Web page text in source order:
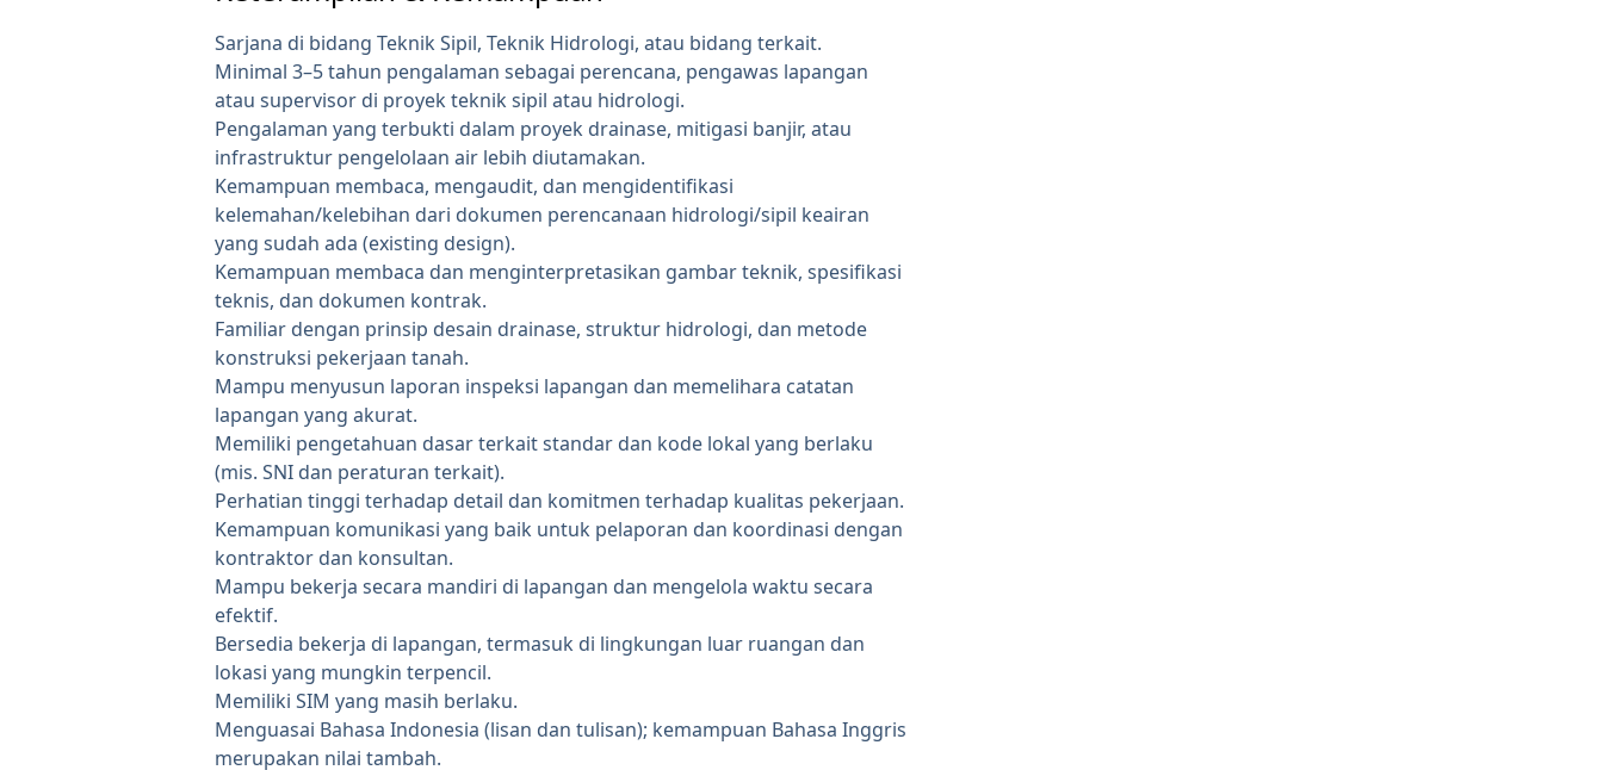
Sarjana di bidang Teknik Sipil, Teknik Hidrologi, atau bidang terkait.
Minimal 3–5 tahun pengalaman sebagai perencana, pengawas lapangan
atau supervisor di proyek teknik sipil atau hidrologi.
Pengalaman yang terbukti dalam proyek drainase, mitigasi banjir, atau
infrastruktur pengelolaan air lebih diutamakan.
Kemampuan membaca, mengaudit, dan mengidentifikasi
kelemahan/kelebihan dari dokumen perencanaan hidrologi/sipil keairan
yang sudah ada (existing design).
Kemampuan membaca dan menginterpretasikan gambar teknik, spesifikasi
teknis, dan dokumen kontrak.
Familiar dengan prinsip desain drainase, struktur hidrologi, dan metode
konstruksi pekerjaan tanah.
Mampu menyusun laporan inspeksi lapangan dan memelihara catatan
lapangan yang akurat.
Memiliki pengetahuan dasar terkait standar dan kode lokal yang berlaku
(mis. SNI dan peraturan terkait).
Perhatian tinggi terhadap detail dan komitmen terhadap kualitas pekerjaan.
Kemampuan komunikasi yang baik untuk pelaporan dan koordinasi dengan
kontraktor dan konsultan.
Mampu bekerja secara mandiri di lapangan dan mengelola waktu secara
efektif.
Bersedia bekerja di lapangan, termasuk di lingkungan luar ruangan dan
lokasi yang mungkin terpencil.
Memiliki SIM yang masih berlaku.
Menguasai Bahasa Indonesia (lisan dan tulisan); kemampuan Bahasa Inggris
merupakan nilai tambah.